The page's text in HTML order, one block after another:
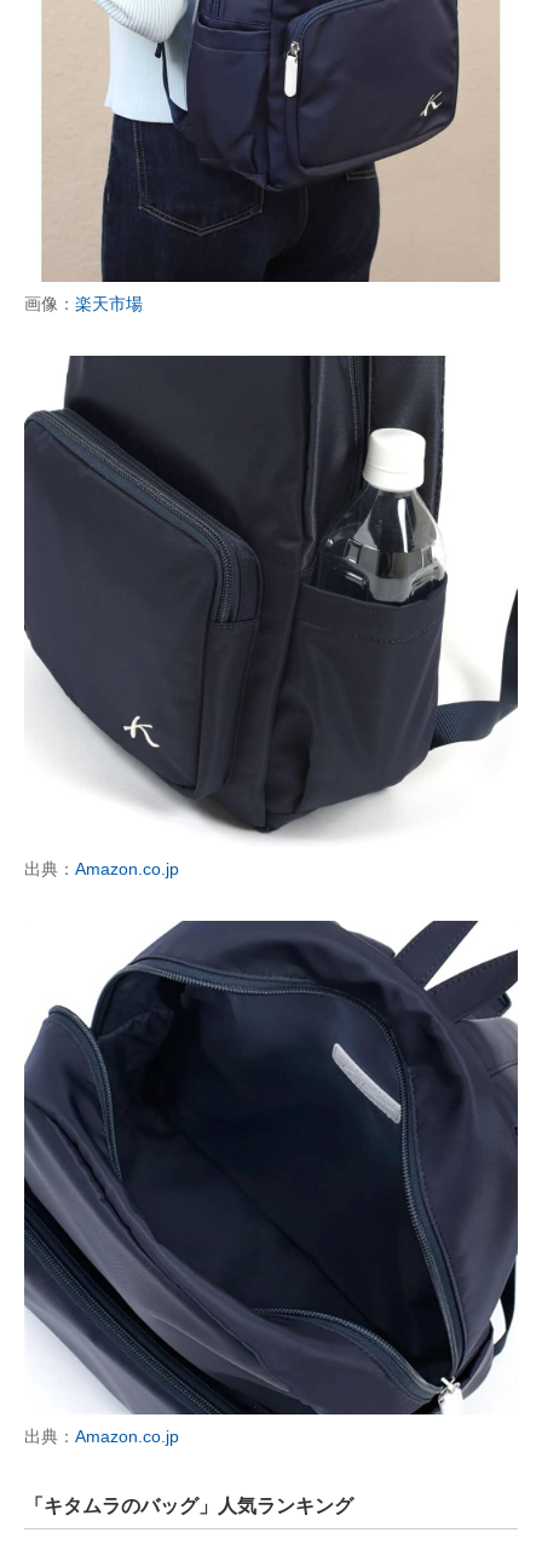
画像： 楽天市場
出典： Amazon.co.jp
出典： Amazon.co.jp
「キタムラのバッグ」人気ランキング